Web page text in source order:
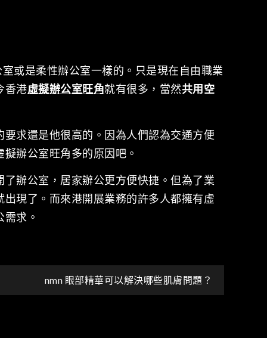
或是柔性辦公室一樣的。只是現在自由職業
香港虛擬辦公室旺角就有很多，當然共用空
求還是他很高的。因為人們認為交通方便
辦公室旺角多的原因吧。
辦公室，居家辦公更方便快捷。但為了業
現了。而來港開展業務的許多人都擁有虛
求。
nmn 眼部精華可以解決哪些肌膚問題？